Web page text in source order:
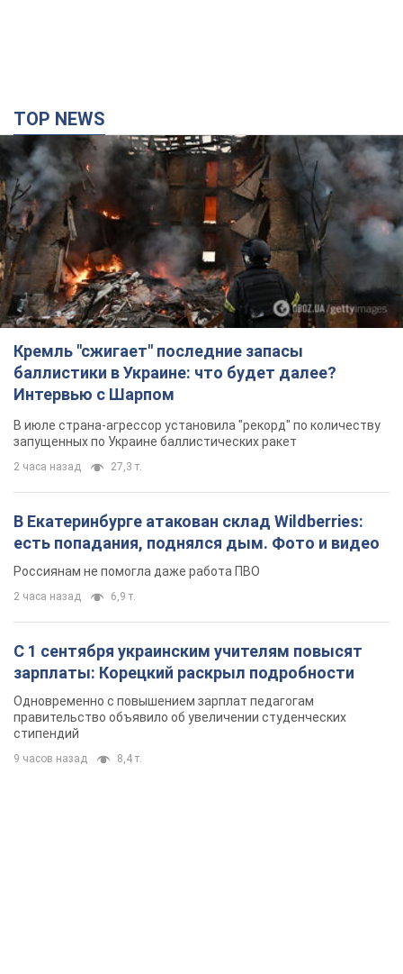
TOP NEWS
Кремль "сжигает" последние запасы
баллистики в Украине: что будет далее?
Интервью с Шарпом
В июле страна-агрессор установила "рекорд" по количеству
запущенных по Украине баллистических ракет
2 часа назад 27,3 т.
В Екатеринбурге атакован склад Wildberries:
есть попадания, поднялся дым. Фото и видео
Россиянам не помогла даже работа ПВО
2 часа назад 6,9 т.
С 1 сентября украинским учителям повысят
зарплаты: Корецкий раскрыл подробности
Одновременно с повышением зарплат педагогам
правительство объявило об увеличении студенческих
стипендий
9 часов назад 8,4 т.